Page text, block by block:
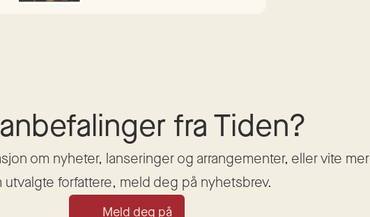
fra Tiden?
om nyheter, lanseringer og arrangementer, eller vite mer
utvalgte forfattere, meld deg på nyhetsbrev.
Meld deg på